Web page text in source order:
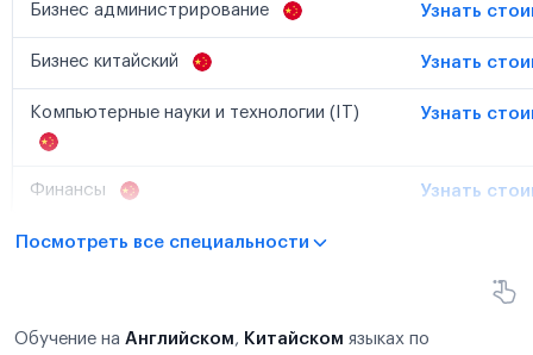
Бизнес администрирование Узнать
Бизнес китайский Узнать
Компьютерные науки и технологии (IT) Узнать
Финансы Узнать
Посмотреть все специальности
Обучение на Английском, Китайском языках по